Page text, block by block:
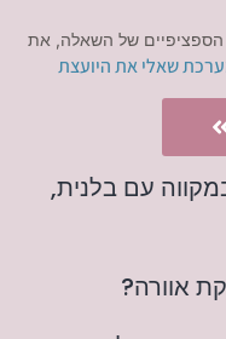
עם בלנית,
אוורה?
הספציפיים של השאלה, את
שאלי את היועצת